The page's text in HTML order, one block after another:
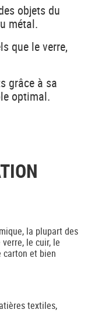
objets du
métal.
que le verre,
grâce à sa
optimal.
la plupart des
le cuir, le
carton et bien
textiles,